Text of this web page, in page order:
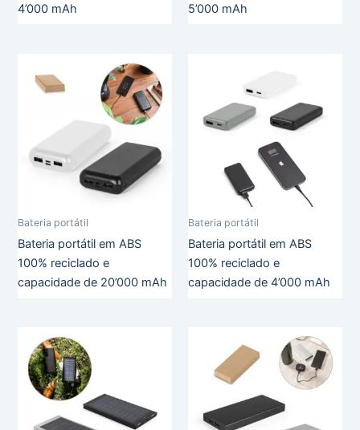
4’000 mAh 5’000 mAh
Bateria portátil
Bateria portátil em ABS
100% reciclado e
capacidade de 20’000 mAh
Bateria portátil
Bateria portátil em ABS
100% reciclado e
capacidade de 4’000 mAh